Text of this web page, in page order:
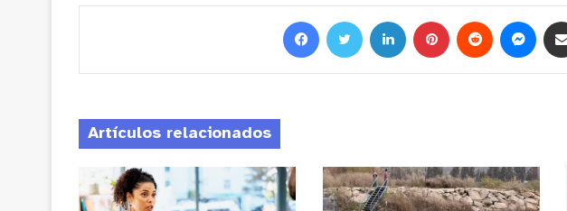
Artículos relacionados